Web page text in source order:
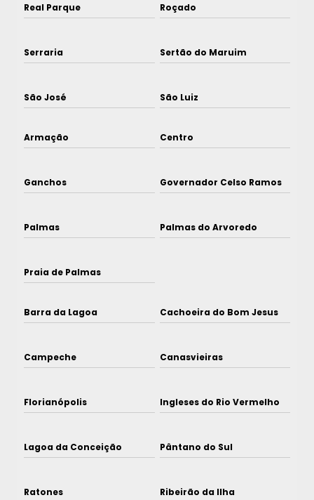
Real Parque Roçado
Serraria Sertão do Maruim
São José São Luiz
Armação Centro
Ganchos Governador Celso Ramos
Palmas Palmas do Arvoredo
Praia de Palmas
Barra da Lagoa Cachoeira do Bom Jesus
Campeche Canasvieiras
Florianópolis Ingleses do Rio Vermelho
Lagoa da Conceição Pântano do Sul
Ratones Ribeirão da Ilha